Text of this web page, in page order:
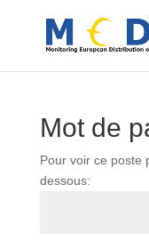
Mot de
Pour voir ce poste
dessous: